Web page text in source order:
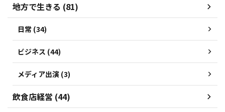
地方で生きる (81)
日常 (34)
ビジネス (44)
メディア出演 (3)
飲食店経営 (44)